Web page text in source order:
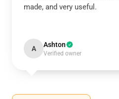
made, and very useful.
A Ashton
Verified owner